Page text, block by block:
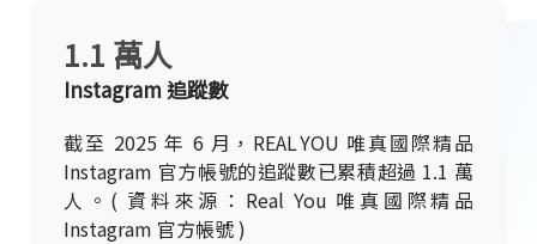
Instagram 追蹤數
截至 2025 年 6 月，REAL YOU 唯真國際精品
Instagram 官方帳號的追蹤數已累積超過 1.1 萬
人。( 資料來源：Real You 唯真國際精品
Instagram 官方帳號 )
1.1 萬人